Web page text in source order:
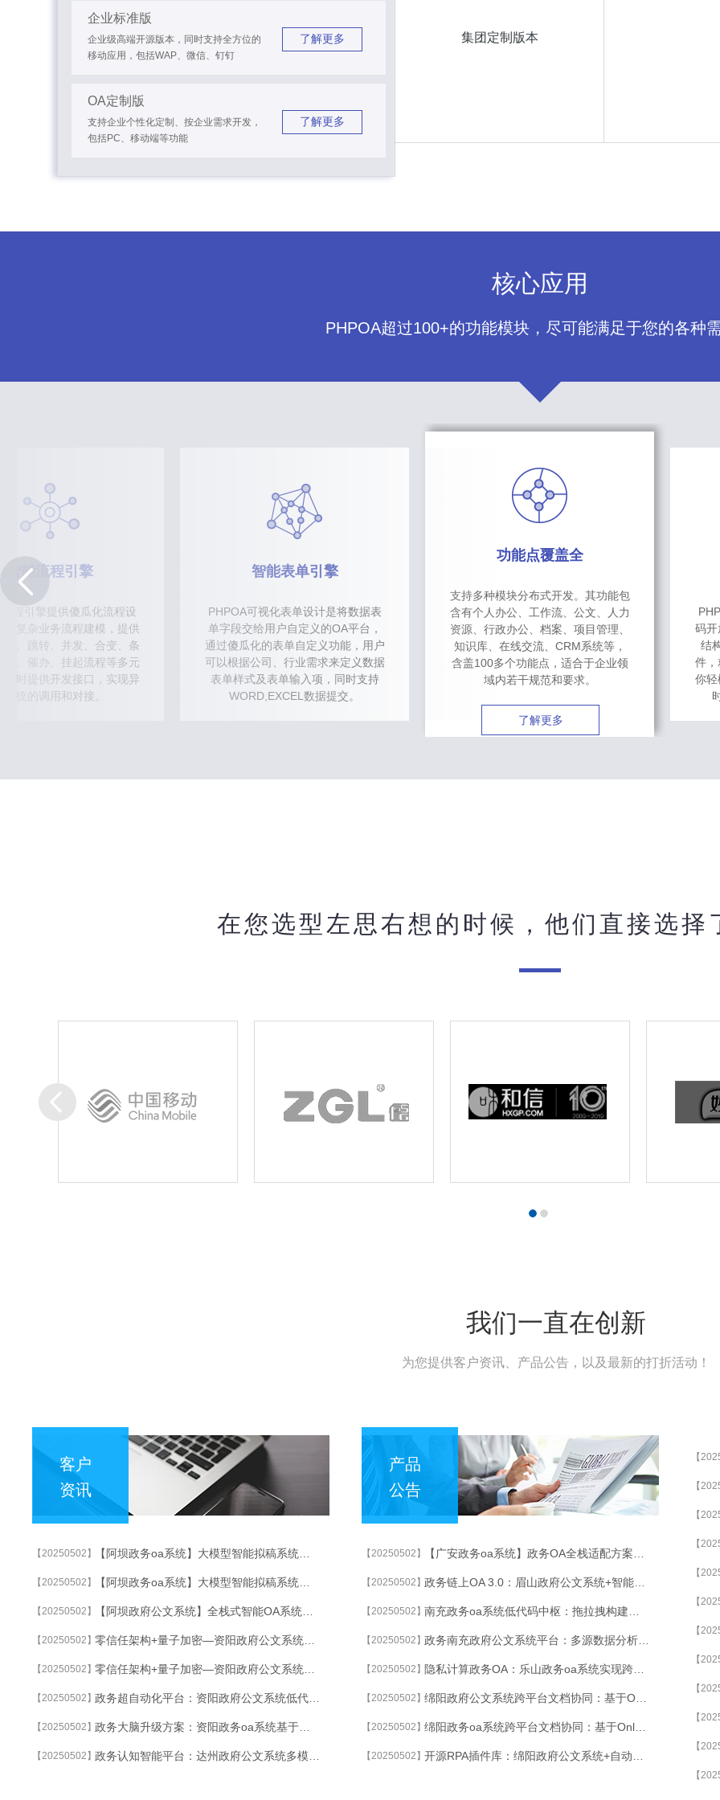
企业标准版
企业级高端开源版本，同时支持全方位的
移动应用，包括WAP、微信、钉钉
了解更多
OA定制版
支持企业个性化定制、按企业需求开发，
包括PC、移动端等功能
了解更多
集团定制版本
核心应用
PHPOA超过100+的功能模块，尽可能满足于您的各种需
智能流程引擎
程引擎提供傻瓜化流程设
对复杂业务流程建模，提供
退、跳转、并发、合变、条
办、催办、挂起流程等多元
同时提供开发接口，实现异
系统的调用和对接。
智能表单引擎
PHPOA可视化表单设计是将数据表
单字段交给用户自定义的OA平台，
通过傻瓜化的表单自定义功能，用户
可以根据公司、行业需求来定义数据
表单样式及表单输入项，同时支持
WORD,EXCEL数据提交。
功能点覆盖全
支持多种模块分布式开发。其功能包
含有个人办公、工作流、公文、人力
资源、行政办公、档案、项目管理、
知识库、在线交流、CRM系统等，
含盖100多个功能点，适合于企业领
域内若干规范和要求。
了解更多
码开
结
件，
你轻
在您选型左思右想的时候，他们直接选择
我们一直在创新
为您提供客户资讯、产品公告，以及最新的打折活动！
客户
资讯
【20250502】 【阿坝政务oa系统】大模型智能拟稿系统：30秒生成合规红头文件
【20250502】 【阿坝政务oa系统】大模型智能拟稿系统：30秒生成合规红头文件
【20250502】 【阿坝政府公文系统】全栈式智能OA系统重塑跨部门协作生态
【20250502】 零信任架构+量子加密—资阳政府公文系统G端OA系统的终极安全方案
【20250502】 零信任架构+量子加密—资阳政府公文系统G端OA系统的终极安全方案
【20250502】 政务超自动化平台：资阳政府公文系统低代码开发+智能流程挖掘双引擎驱动
【20250502】 政务大脑升级方案：资阳政务oa系统基于知识图谱的智能公文流转系统
【20250502】 政务认知智能平台：达州政府公文系统多模态大模型驱动的智能决策支持系统
产品
公告
【20250502】
【20250502】 政务链上OA 3.0：眉山政府公文系统+智能合约自动履约审计
【20250502】
【20250502】 政务南充政府公文系统平台：多源数据分析生成领导决策参考报告
【20250502】
【20250502】 绵阳政府公文系统跨平台文档协同：基于OnlyOffice的开源OA实现Office在线编辑
【20250502】 绵阳政务oa系统跨平台文档协同：基于OnlyOffice的开源OA实现Office在线编辑
【20250502】
【
【
【
【
【
【
【
【
【
【
【
【